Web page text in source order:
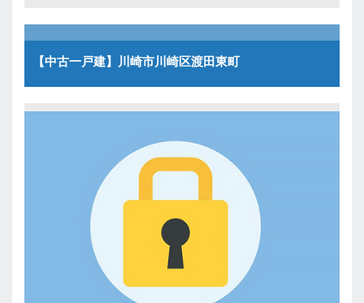
【中古一戸建】川崎市川崎区渡田東町